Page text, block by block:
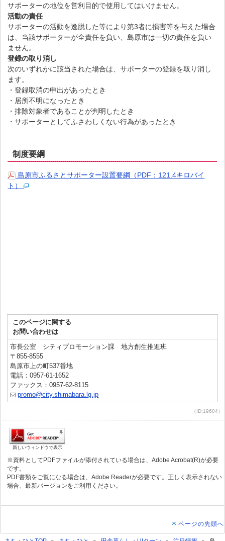
サポーターの地位を営利目的で使用してはいけません。
活動の責任
サポーターの活動を逸脱した等により第3者に損害等を与えた場合
は、当該サポーターが全責任を負い、島原市は一切の責任を負い
ません。
登録の取り消し
次のいずれかに該当された場合は、サポーターの登録を取り消し
ます。
・登録取消の申出があったとき
・居所不明になったとき
・排除対象者であることが判明したとき
・サポーターとしてふさわしくない行為があったとき
制度要綱
島原市ふるさとサポーター設置要綱（PDF：121.4キロバイ
ト）
このページに関する
お問い合わせは
市長公室 シティプロモーション課 地方創生推進班
〒855-8555
島原市上の町537番地
電話：0957-61-1652
ファックス：0957-62-8115
promo@city.shimabara.lg.jp
（ID:19604）
新しいウィンドウで表示
※資料としてPDFファイルが添付されている場合は、Adobe Acrobat(R)が必要
です。
PDF書類をご覧になる場合は、Adobe Readerが必要です。正しく表示されない
場合、最新バージョンをご利用ください。
ページの先頭へ